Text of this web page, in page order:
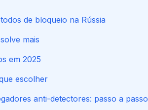
de bloqueio na Rússia
mais
em 2025
escolher
anti-detectores: passo a passo